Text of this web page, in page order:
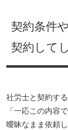
契約条件
契約して
社労士と契約す
「一応この内容
曖昧なまま依頼